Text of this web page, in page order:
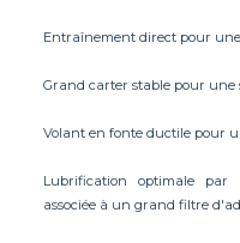
Entraînement direct pour
Grand carter stable pour une
Volant en fonte ductile pour
Lubrification optimale par
associée à un grand filtre